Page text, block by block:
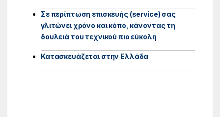
Σε περίπτωση επισκευής (service) σας
γλιτώνει χρόνο και κόπο, κάνοντας τη
δουλειά του τεχνικού πιο εύκολη
Κατασκευάζεται στην Ελλάδα